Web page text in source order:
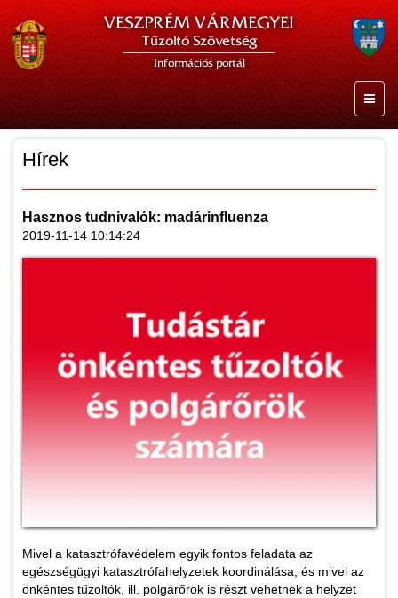
VESZPRÉM VÁRMEGYEI
Tűzoltó Szövetség
Információs portál
Hírek
Hasznos tudnivalók: madárinfluenza
2019-11-14 10:14:24
Mivel a katasztrófavédelem egyik fontos feladata az
egészségügyi katasztrófahelyzetek koordinálása, és mivel az
önkéntes tűzoltók, ill. polgárőrök is részt vehetnek a helyzet